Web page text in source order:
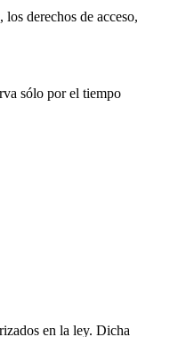
derechos de acceso,
sólo por el tiempo
en la ley. Dicha